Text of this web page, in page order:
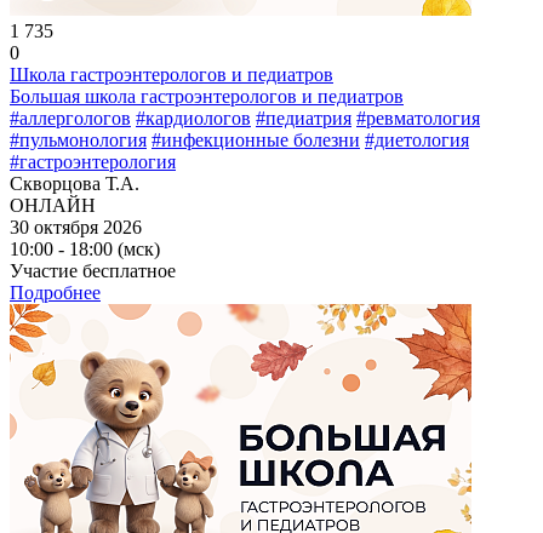
1 735
0
Школа гастроэнтерологов и педиатров
Большая школа гастроэнтерологов и педиатров
#аллергологов #кардиологов #педиатрия #ревматология
#пульмонология #инфекционные болезни #диетология
#гастроэнтерология
Скворцова Т.А.
ОНЛАЙН
30 октября 2026
10:00 - 18:00 (мск)
Участие бесплатное
Подробнее